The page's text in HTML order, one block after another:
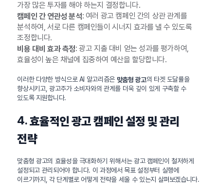
가장 많은 투자를 해야 하는지 결정합니다.
캠페인 간 연관성 분석: 여러 광고 캠페인 간의 상관 관계를
분석하여, 서로 다른 캠페인들이 시너지 효과를 낼 수 있도록
조정합니다.
비용 대비 효과 측정: 광고 지출 대비 얻는 성과를 평가하여,
효율성이 높은 채널에 집중하여 예산을 할당합니다.
이러한 다양한 방식으로 AI 알고리즘은 맞춤형 광고의 타겟 도달률을
향상시키고, 광고주가 소비자와의 관계를 더욱 깊이 있게 구축할 수
있도록 지원합니다.
4.효율적인 광고 캠페인 설정 및 관리
전략
맞춤형 광고의 효율성을 극대화하기 위해서는 광고 캠페인이 철저하게
설정되고 관리되어야 합니다. 이 과정에서 목표 설정부터 실행에
이르기까지, 각 단계별로 어떻게 전략을 세울 수 있는지 살펴보겠습니다.